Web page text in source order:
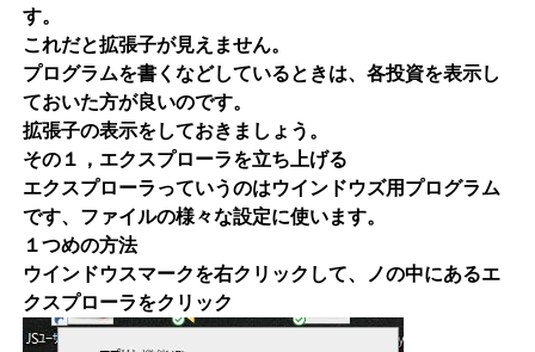
す。
これだと拡張子が見えません。
プログラムを書くなどしているときは、各投資を表示し
ておいた方が良いのです。
拡張子の表示をしておきましょう。
その１，エクスプローラを立ち上げる
エクスプローラっていうのはウインドウズ用プログラム
です、ファイルの様々な設定に使います。
１つめの方法
ウインドウスマークを右クリックして、ノの中にあるエ
クスプローラをクリック